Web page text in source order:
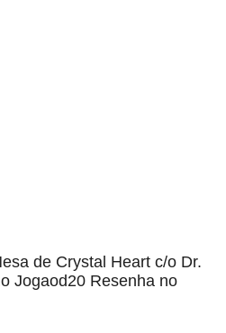
de Crystal Heart c/o Dr.
Jogaod20 Resenha no